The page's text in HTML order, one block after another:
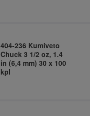
404-236 Kumiveto
Chuck 3 1/2 oz, 1.4
in (6,4 mm) 30 x 100
kpl